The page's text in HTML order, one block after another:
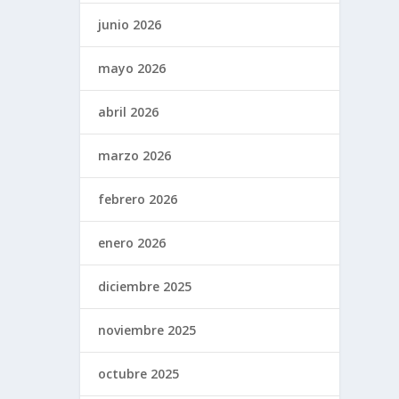
junio 2026
mayo 2026
abril 2026
marzo 2026
febrero 2026
enero 2026
diciembre 2025
noviembre 2025
octubre 2025